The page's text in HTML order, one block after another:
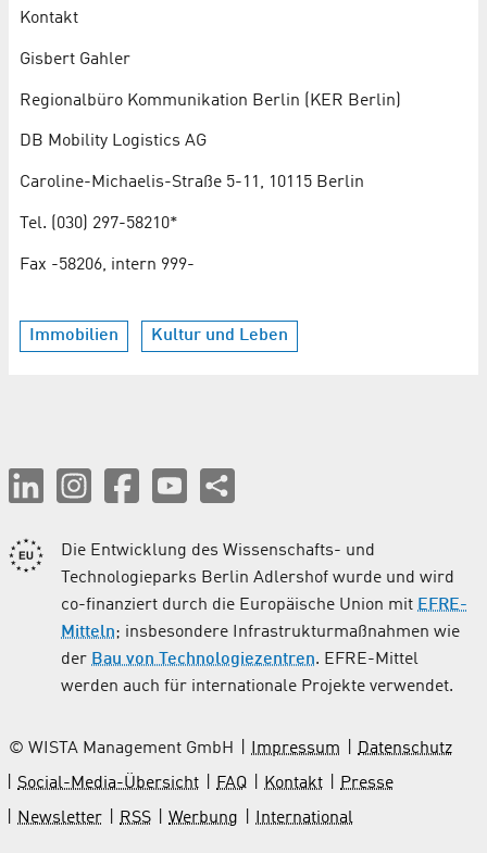
Kontakt
Gisbert Gahler
Regionalbüro Kommunikation Berlin (KER Berlin)
DB Mobility Logistics AG
Caroline-Michaelis-Straße 5-11, 10115 Berlin
Tel. (030) 297-58210*
Fax -58206, intern 999-
Immobilien Kultur und Leben
Die Entwicklung des Wissenschafts- und
Technologieparks Berlin Adlershof wurde und wird
co-finanziert durch die Europäische Union mit EFRE-
Mitteln; insbesondere Infrastrukturmaßnahmen wie
der Bau von Technologiezentren. EFRE-Mittel
werden auch für internationale Projekte verwendet.
© WISTA Management GmbH Impressum
Datenschutz
Social-Media-Übersicht
FAQ Kontakt
Presse
Newsletter
RSS Werbung International